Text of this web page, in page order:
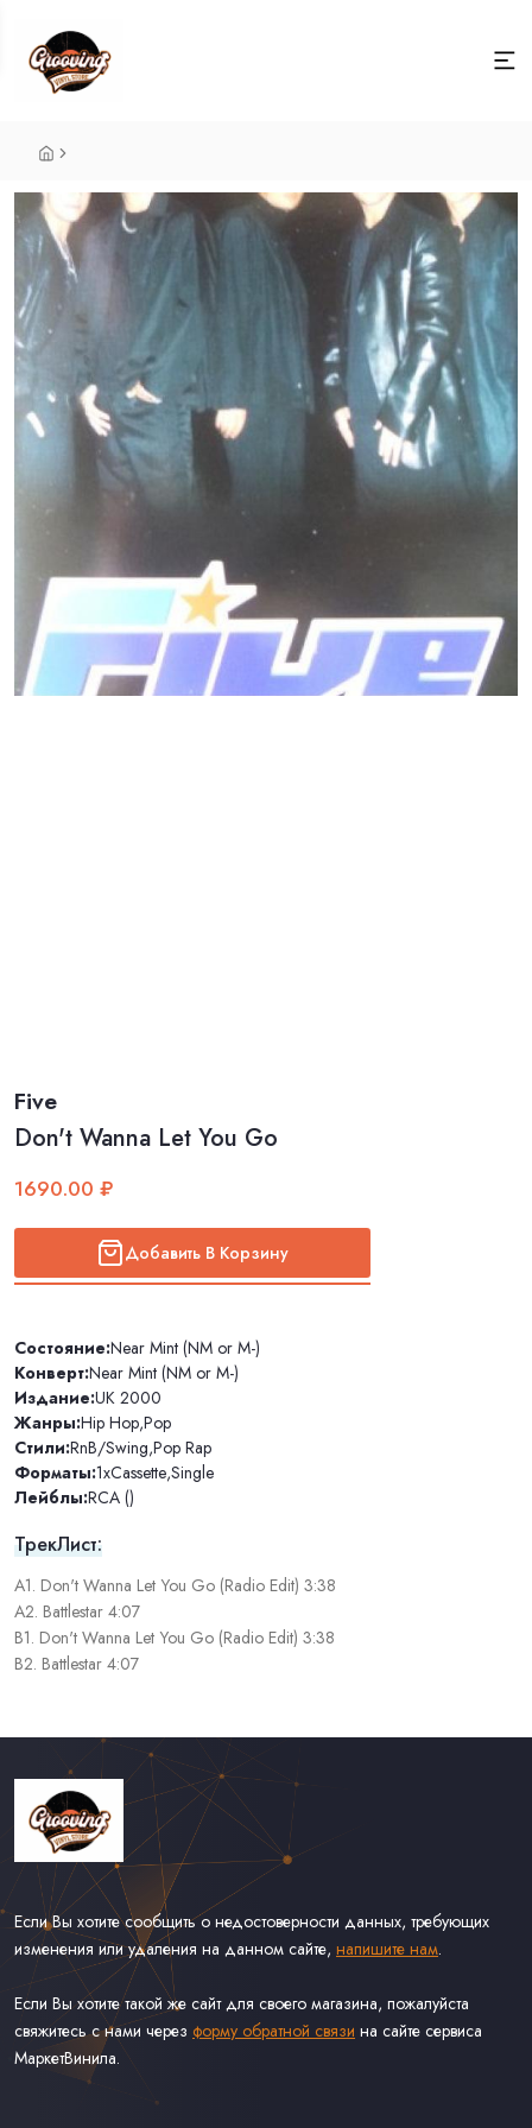
Five
Don't Wanna Let You Go
1690.00 ₽
Добавить В Корзину
Состояние:Near Mint (NM or M-)
Конверт:Near Mint (NM or M-)
Издание:UK 2000
Жанры:Hip Hop,Pop
Стили:RnB/Swing,Pop Rap
Форматы:1xCassette,Single
Лейблы:RCA ()
ТрекЛист:
A1. Don't Wanna Let You Go (Radio Edit) 3:38
A2. Battlestar 4:07
B1. Don't Wanna Let You Go (Radio Edit) 3:38
B2. Battlestar 4:07
Если Вы хотите сообщить о недостоверности данных, требующих
изменения или удаления на данном сайте, напишите нам.
Если Вы хотите такой же сайт для своего магазина, пожалуйста
свяжитесь с нами через форму обратной связи на сайте сервиса
МаркетВинила.